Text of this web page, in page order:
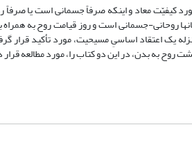
کیفیّت معاد و اینکه صرفاً جسمانی است یا صرفاً
روحانی-جسمانی است و روز قیامت روح به
یک اعتقاد اساسیِ مسیحیت، مورد تأکید قرار
روح به بدن، در این دو کتاب را، مورد مطالعه